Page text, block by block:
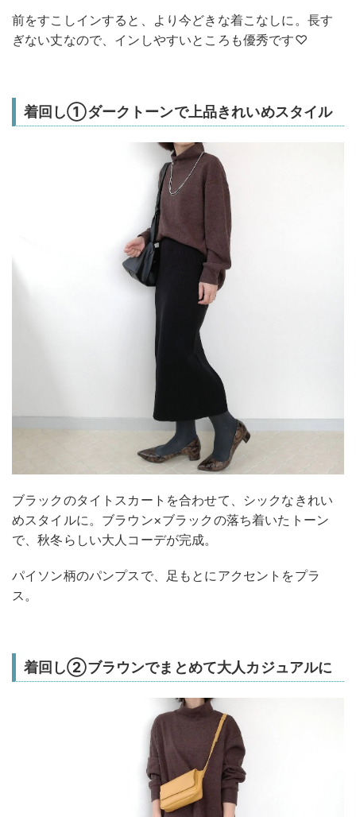
前をすこしインすると、より今どきな着こなしに。長す
ぎない丈なので、インしやすいところも優秀です♡
着回し➀ダークトーンで上品きれいめスタイル
ブラックのタイトスカートを合わせて、シックなきれい
めスタイルに。ブラウン×ブラックの落ち着いたトーン
で、秋冬らしい大人コーデが完成。
パイソン柄のパンプスで、足もとにアクセントをプラ
ス。
着回し②ブラウンでまとめて大人カジュアルに